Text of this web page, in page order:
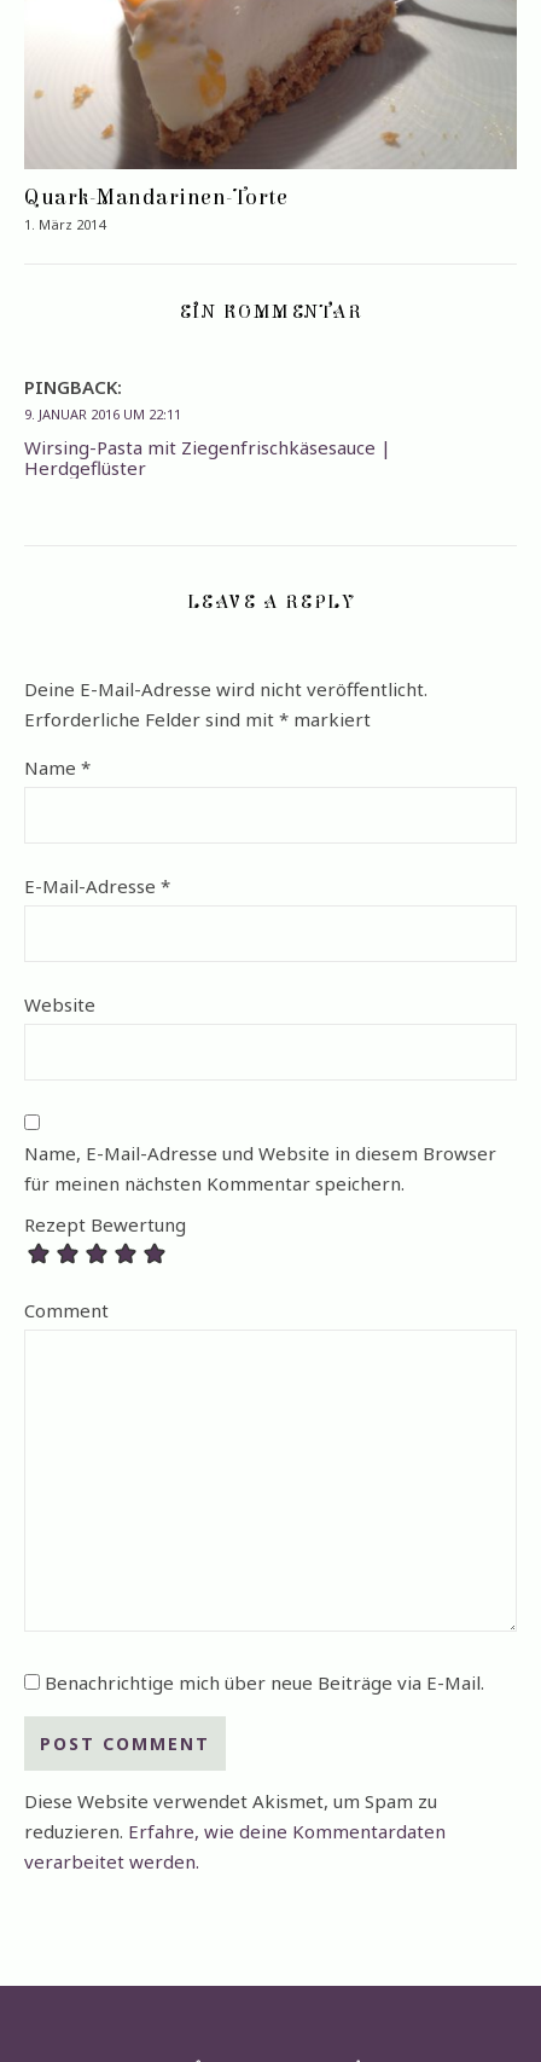
Quark-Mandarinen-Torte
1. März 2014
EIN KOMMENTAR
PINGBACK:
9. JANUAR 2016 UM 22:11
Wirsing-Pasta mit Ziegenfrischkäsesauce |
Herdgeflüster
LEAVE A REPLY
Deine E-Mail-Adresse wird nicht veröffentlicht.
Erforderliche Felder sind mit * markiert
Name *
E-Mail-Adresse *
Website
Name, E-Mail-Adresse und Website in diesem Browser
für meinen nächsten Kommentar speichern.
Rezept Bewertung
Comment
Benachrichtige mich über neue Beiträge via E-Mail.
Diese Website verwendet Akismet, um Spam zu
reduzieren. Erfahre, wie deine Kommentardaten
verarbeitet werden.